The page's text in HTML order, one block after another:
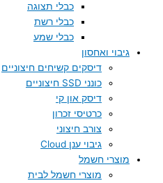
כבלי תצוגה
כבלי רשת
כבלי שמע
גיבוי ואחסון
דיסקים קשיחים חיצוניים
כונני SSD חיצוניים
דיסק און קי
כרטיסי זכרון
צורב חיצוני
גיבוי ענן Cloud
מוצרי חשמל
מוצרי חשמל לבית